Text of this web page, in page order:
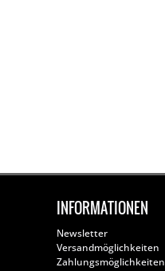
INFORMATIONEN
Newsletter
Versandmöglichkeiten
Zahlungsmöglichkeiten